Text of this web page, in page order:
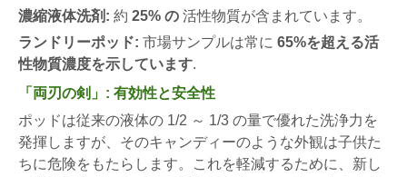
濃縮液体洗剤: 約 25% の 活性物質が含まれています。
ランドリーポッド: 市場サンプルは常に 65%を超える活
性物質濃度を示しています.
「両刃の剣」: 有効性と安全性
ポッドは従来の液体の 1/2 ～ 1/3 の量で優れた洗浄力を
発揮しますが、そのキャンディーのような外観は子供た
ちに危険をもたらします。これを軽減するために、新し